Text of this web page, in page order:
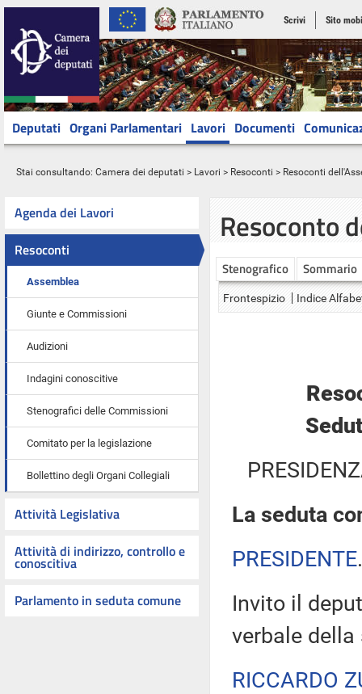
Scrivi Sito
Deputati Organi Parlamentari Lavori Documenti
Stai consultando: Camera dei deputati > Lavori > Resoconti > Resoconti
Agenda dei Lavori
Resoconti
Assemblea
Giunte e Commissioni
Audizioni
Indagini conoscitive
Stenografici delle Commissioni
Comitato per la legislazione
Bollettino degli Organi Collegiali
Attività Legislativa
Attività di indirizzo, controllo e
conoscitiva
Parlamento in seduta comune
Resoconto
Stenografico Sommario
Frontespizio Indice
La seduta
PRESIDENTE
Invito il
verbale della
RICCARDO